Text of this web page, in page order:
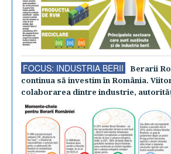
FOCUS: INDUSTRIA BERII
Berarii
continua să investim în România.
colaborarea dintre industrie,